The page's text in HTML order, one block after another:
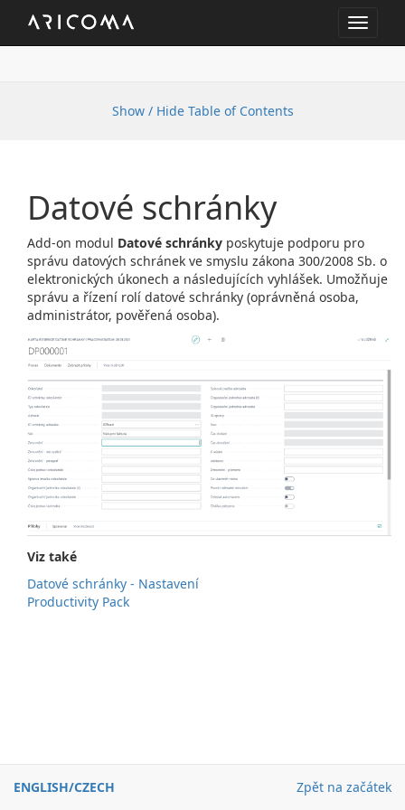
Toggle
Show / Hide Table of Contents
Datové schránky
Add-on modul Datové schránky poskytuje podporu pro
správu datových schránek ve smyslu zákona 300/2008 Sb. o
elektronických úkonech a následujících vyhlášek. Umožňuje
správu a řízení rolí datové schránky (oprávněná osoba,
administrátor, pověřená osoba).
Viz také
Datové schránky - Nastavení
Productivity Pack
Zpět na začátek
ENGLISH/CZECH